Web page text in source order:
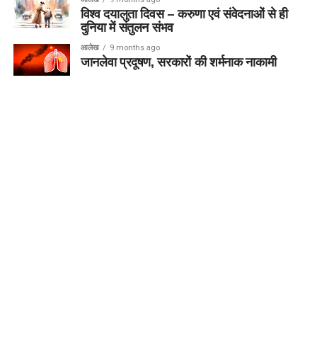
विश्व दयालुता दिवस – करुणा एवं संवेदनाओं से ही
दुनिया में संतुलन संभव
आलेख 9 months ago
जानलेवा प्रदूषण, सरकारों की शर्मनाक नाकामी